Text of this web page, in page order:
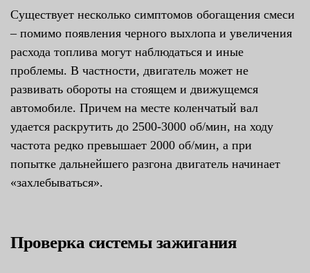
Существует несколько симптомов обогащения смеси
– помимо появления черного выхлопа и увеличения
расхода топлива могут наблюдаться и иные
проблемы. В частности, двигатель может не
развивать обороты на стоящем и движущемся
автомобиле. Причем на месте коленчатый вал
удается раскрутить до 2500-3000 об/мин, на ходу
частота редко превышает 2000 об/мин, а при
попытке дальнейшего разгона двигатель начинает
«захлебываться».
Проверка системы зажигания